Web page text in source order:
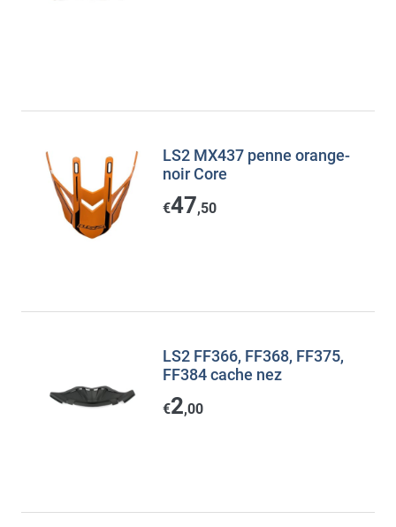
LS2 MX437 penne orange-
noir Core
€47,50
LS2 FF366, FF368, FF375,
FF384 cache nez
€2,00